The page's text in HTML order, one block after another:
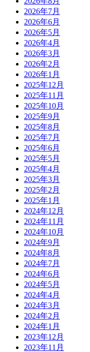
2026年7月
2026年6月
2026年5月
2026年4月
2026年3月
2026年2月
2026年1月
2025年12月
2025年11月
2025年10月
2025年9月
2025年8月
2025年7月
2025年6月
2025年5月
2025年4月
2025年3月
2025年2月
2025年1月
2024年12月
2024年11月
2024年10月
2024年9月
2024年8月
2024年7月
2024年6月
2024年5月
2024年4月
2024年3月
2024年2月
2024年1月
2023年12月
2023年11月